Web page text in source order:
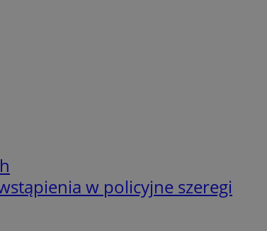
w policyjne szeregi